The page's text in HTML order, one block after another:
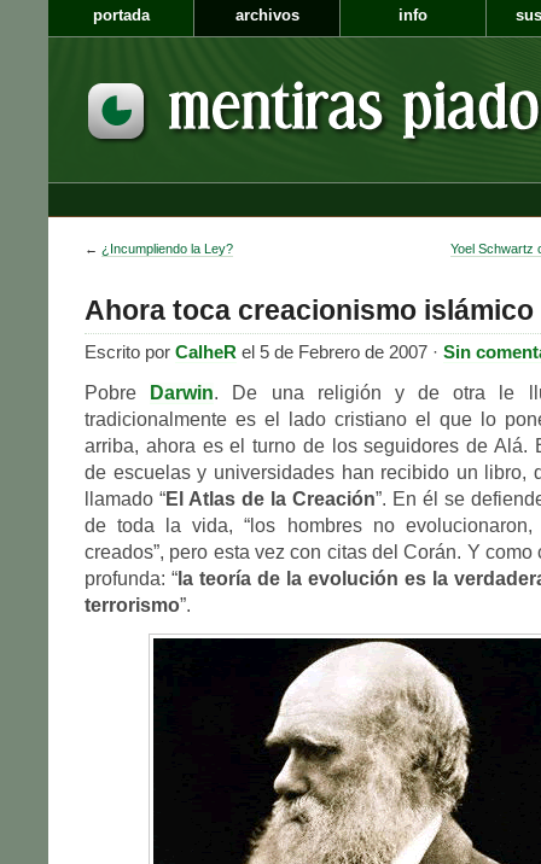
portada archivos info
← ¿Incumpliendo la Ley? Yoel Schwartz
Ahora toca creacionismo islámico
Escrito por CalheR el 5 de Febrero de 2007 · Sin
Pobre
Darwin. De una religión y de otra le
tradicionalmente es el lado cristiano el que lo
arriba, ahora es el turno de los seguidores de Alá.
de escuelas y universidades han recibido un libro,
llamado “El Atlas de la Creación”. En él se
de toda la vida, “los hombres no
creados”, pero esta vez con citas del Corán. Y como
profunda: “ la teoría de la evolución es la
terrorismo”.